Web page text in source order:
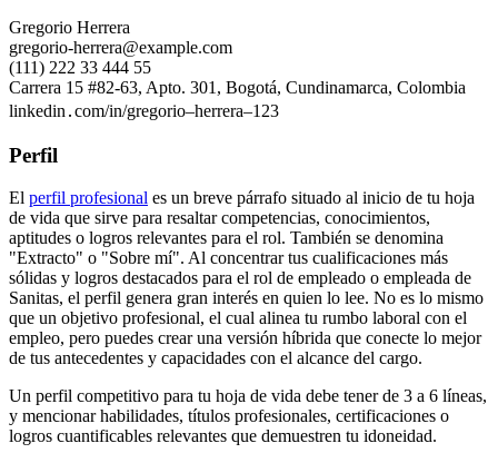
Gregorio Herrera
gregorio-herrera@example.com
(111) 222 33 444 55
Carrera 15 #82-63, Apto. 301, Bogotá, Cundinamarca, Colombia
linkedin․com/in/gregorio–herrera–123
Perfil
El perfil profesional es un breve párrafo situado al inicio de tu hoja
de vida que sirve para resaltar competencias, conocimientos,
aptitudes o logros relevantes para el rol. También se denomina
"Extracto" o "Sobre mí". Al concentrar tus cualificaciones más
sólidas y logros destacados para el rol de empleado o empleada de
Sanitas, el perfil genera gran interés en quien lo lee. No es lo mismo
que un objetivo profesional, el cual alinea tu rumbo laboral con el
empleo, pero puedes crear una versión híbrida que conecte lo mejor
de tus antecedentes y capacidades con el alcance del cargo.
Un perfil competitivo para tu hoja de vida debe tener de 3 a 6 líneas,
y mencionar habilidades, títulos profesionales, certificaciones o
logros cuantificables relevantes que demuestren tu idoneidad.